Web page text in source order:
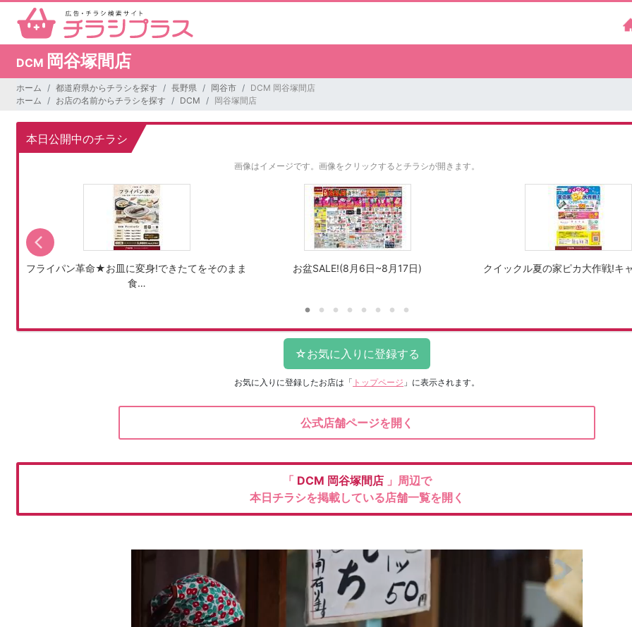
DCM 岡谷塚間店
ホーム 都道府県からチラシを探す 長野県 岡谷市
DCM 岡谷塚間店
ホーム
お店の名前からチラシを探す DCM 岡谷塚間店
本日公開中のチラシ
画像はイメージです。 画像をクリックするとチラシが開きます。
フライパン革命★お皿に変身!できたてをそのまま
食…
お盆SALE!(8月6日~8月17日) クイックル夏の家ピカ大作戦!キ
お気に入りに登録したお店は 「 トップページ 」に表示されます。
公式店舗ページを開く
「 DCM 岡谷塚間店 」周辺で
本日チラシを掲載している店舗一覧を開く